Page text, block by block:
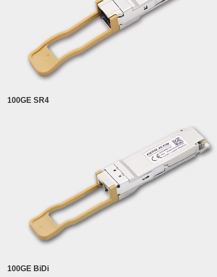
100GE SR4
100GE BiDi